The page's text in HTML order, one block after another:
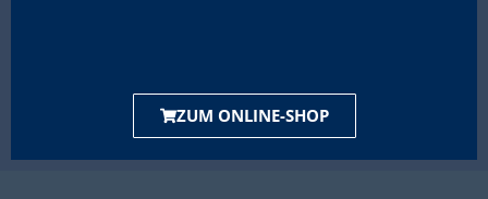
ZUM ONLINE-SHOP